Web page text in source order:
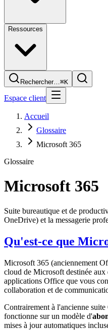
Ressources
Rechercher…⌘K
Espace client
Accueil
Glossaire
Microsoft 365
Glossaire
Microsoft 365
Suite bureautique et de
OneDrive) et la messagerie
Qu'est-ce que
Microsoft 365 (anciennement
cloud de Microsoft destinée aux
applications Office que vous
collaboration et de
Contrairement à l'ancienne
fonctionne sur un modèle d'
mises à jour automatiques